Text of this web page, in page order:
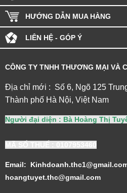
HƯỚNG DẪN MUA HÀNG
LIÊN HỆ - GÓP Ý
CÔNG TY TNHH THƯƠNG MẠI VÀ
Địa chỉ mới : Số 6, Ngõ 125
Thành phố Hà Nội, Việt Nam
Người đại diện : Bà Hoàng Thị
MÃ SỐ THUẾ : 0107953460
Email:
hoangtuyet.thc@gmail.com